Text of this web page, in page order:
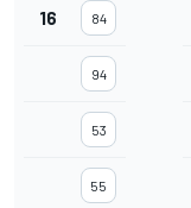
16 84
94
53
55